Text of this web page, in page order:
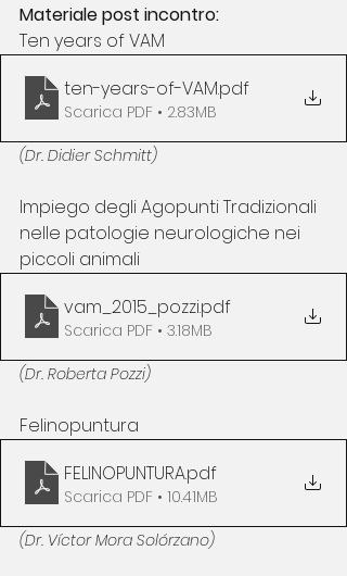
Materiale post incontro:
Ten years of VAM
ten-years-of-VAM.pdf
Scarica PDF • 2.83MB
(Dr. Didier Schmitt)
Impiego degli Agopunti Tradizionali
nelle patologie neurologiche nei
piccoli animali
vam_2015_pozzi.pdf
Scarica PDF • 3.18MB
(Dr. Roberta Pozzi)
Felinopuntura
FELINOPUNTURA.pdf
Scarica PDF • 10.41MB
(Dr. Víctor Mora Solórzano)